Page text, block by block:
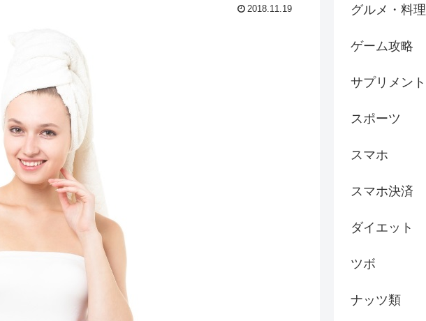
2018.11.19 グルメ・料理
ゲーム攻略
サプリメント
スポーツ
スマホ
スマホ決済
ダイエット
ツボ
ナッツ類